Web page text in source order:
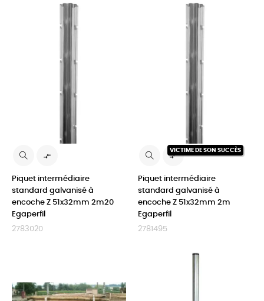

Piquet intermédiaire
standard galvanisé à
encoche Z 51x32mm 2m20
Egaperfil
2783020
VICTIME DE SON SUCCÈS

Piquet intermédiaire
standard galvanisé à
encoche Z 51x32mm 2m
Egaperfil
2781495